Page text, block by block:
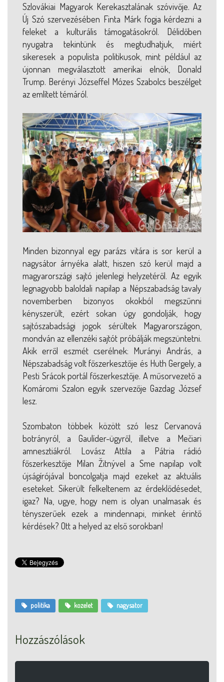
Szlovákiai Magyarok Kerekasztalának szóvivője. Az
Új Szó szervezésében Finta Márk fogja kérdezni a
feleket a kulturális támogatásokról. Délidőben
nyugatra tekintünk és megtudhatjuk, miért
sikeresek a populista politikusok, mint például az
újonnan megválasztott amerikai elnök, Donald
Trump. Berényi Józseffel Mózes Szabolcs beszélget
az említett témáról.
Minden bizonnyal egy parázs vitára is sor kerül a
nagysátor árnyéka alatt, hiszen szó kerül majd a
magyarországi sajtó jelenlegi helyzetéről. Az egyik
legnagyobb baloldali napilap a Népszabadság tavaly
novemberben bizonyos okokból megszűnni
kényszerült, ezért sokan úgy gondolják, hogy
sajtószabadsági jogok sérültek Magyarországon,
mondván az ellenzéki sajtót próbálják megszüntetni.
Akik erről eszmét cserélnek: Murányi András, a
Népszabadság volt főszerkesztője és Huth Gergely, a
Pesti Srácok portál főszerkesztője. A műsorvezető a
Komáromi Szalon egyik szervezője Gazdag József
lesz.
Szombaton többek között szó lesz Cervanová
botrányról, a Gaulíder-ügyről, illetve a Mečiari
amnesztiákról. Lovász Attila a Pátria rádió
főszerkesztője Milan Žitnývel a Sme napilap volt
újságírójával boncolgatja majd ezeket az aktuális
eseteket. Sikerült felkeltenem az érdeklődésedet,
igaz? Na, ugye, hogy nem is olyan unalmasak és
tényszerűek ezek a mindennapi, minket érintő
kérdések? Ott a helyed az első sorokban!
politika kozelet nagysator
Hozzászólások